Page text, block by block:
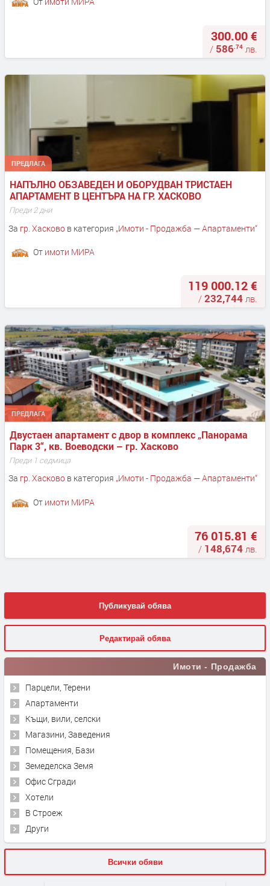
300.00 €
/ 586.74 лв.
ПРЕДЛАГА
НАПЪЛНО ОБЗАВЕДЕН И ОБОРУДВАН ТРИСТАЕН
АПАРТАМЕНТ В ЦЕНТЪРА НА ГР. ХАСКОВО
Преди 2 дни
За гр. Хасковов категория „Имоти - Продажба — Апартаменти“
От имоти МИРА
119 000.12 €
/232,744 лв.
ПРЕДЛАГА
Двустаен апартамент с двор в комплекс „Панорама
Парк 3“, кв. Воеводски – гр. Хасково
Преди 1 седмица
За гр. Хасковов категория „Имоти - Продажба — Апартаменти“
От имоти МИРА
76 015.81 €
/ 148,674 лв.
Публикувай обява
Редактирай обява
Имоти - Продажба
Парцели, Терени
Апартаменти
Къщи, вили, селски
Магазини, Заведения
Помещения, Бази
Земеделска Земя
Офис Сгради
Хотели
В Строеж
Други
Всички обяви